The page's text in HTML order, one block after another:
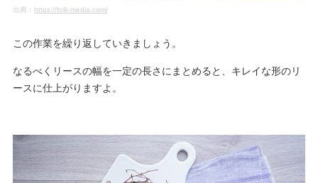
出典： https://folk-media.com/
この作業を繰り返していきましょう。
なるべくリースの幅を一定の長さにまとめると、キレイな形のリ
ースに仕上がりますよ。